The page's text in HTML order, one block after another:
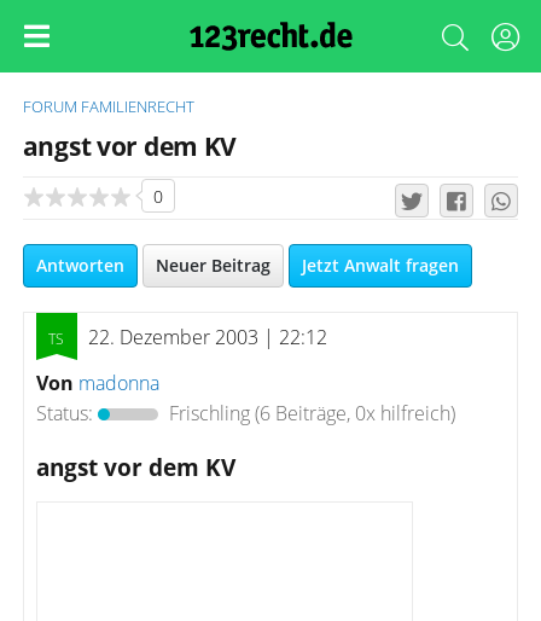
FORUM FAMILIENRECHT
angst vor dem KV
0
Antworten Neuer Beitrag Jetzt Anwalt fragen
22. Dezember 2003 | 22:12
Von madonna
Status:
Frischling(6 Beiträge, 0x hilfreich)
angst vor dem KV